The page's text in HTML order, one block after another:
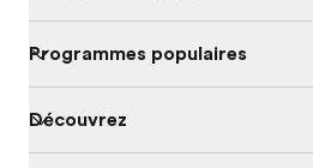
Programmes populaires
Découvrez